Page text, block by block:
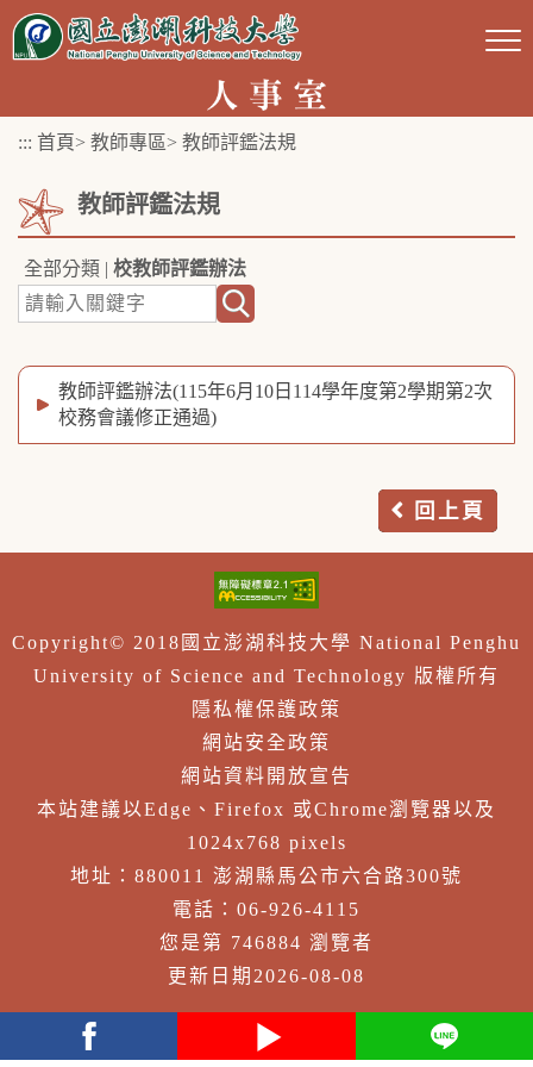
跳
::: 首頁> 教師專區> 教師評鑑法規
教師評鑑法規
全部分類 | 校教師評鑑辦法
教師評鑑辦法(115年6月10日114學年度第2學期第2次
校務會議修正通過)
回上頁
Copyright© 2018國立澎湖科技大學 National Penghu
University of Science and Technology 版權所有
隱私權保護政策
網站安全政策
網站資料開放宣告
本站建議以Edge、Firefox 或Chrome瀏覽器以及
1024x768 pixels
地址：880011 澎湖縣馬公市六合路300號
電話：06-926-4115
您是第 746884 瀏覽者
更新日期2026-08-08